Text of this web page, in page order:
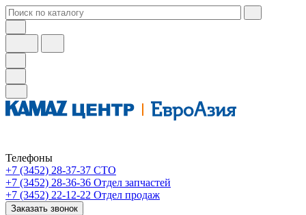
Телефоны
+7 (3452) 28-37-37 СТО
+7 (3452) 28-36-36 Отдел запчастей
+7 (3452) 22-12-22 Отдел продаж
Заказать звонок